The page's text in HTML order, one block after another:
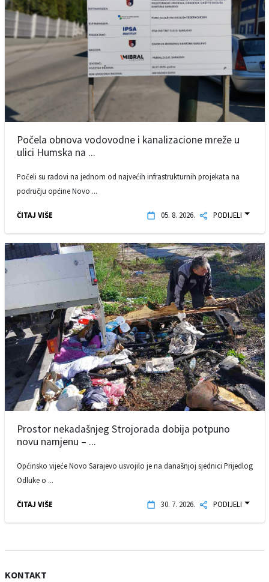
Počela obnova vodovodne i kanalizacione mreže u
ulici Humska na ...
Počeli su radovi na jednom od najvećih infrastrukturnih projekata na
području općine Novo ...
ČITAJ VIŠE 05. 8. 2026. PODIJELI
Prostor nekadašnjeg Strojorada dobija potpuno
novu namjenu – ...
Općinsko vijeće Novo Sarajevo usvojilo je na današnjoj sjednici Prijedlog
Odluke o ...
ČITAJ VIŠE 30. 7. 2026. PODIJELI
KONTAKT